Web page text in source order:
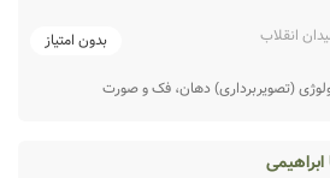
انقلاب بدون امتیاز
(تصویربرداری) دهان، فک و صورت